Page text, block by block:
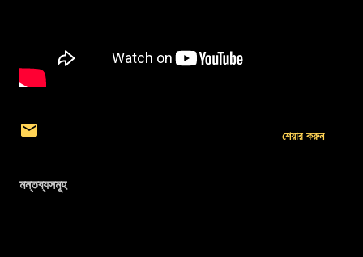
শেয়ার করুন
মন্তব্যসমূহ